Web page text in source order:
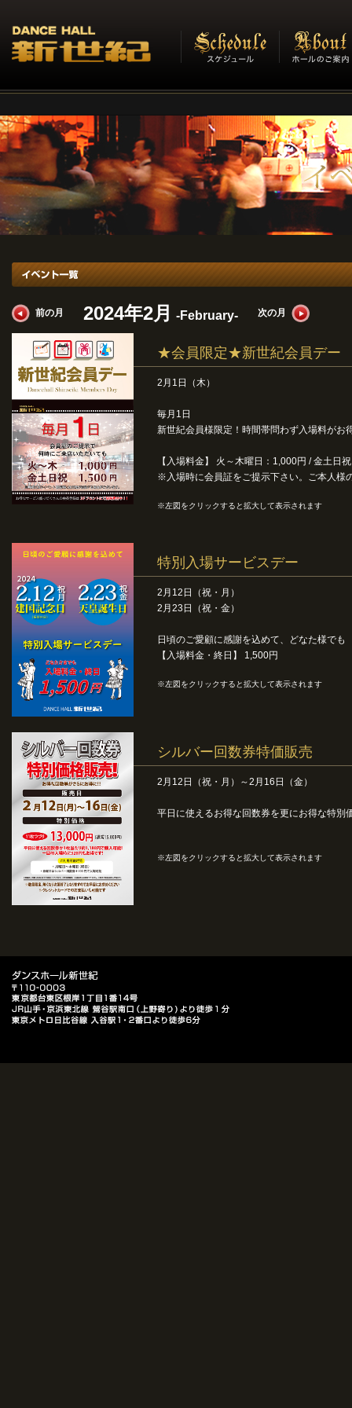
前の月 2024年2月 -February- 次の月
★会員限定★新世紀会員デー
2月1日（木）
毎月1日
新世紀会員様限定！時間帯問わず入場料がお
【入場料金】 火～木曜日：1,000円 / 金土日
※入場時に会員証をご提示下さい。ご本人様
※左図をクリックすると拡大して表示されます
特別入場サービスデー
2月12日（祝・月）
2月23日（祝・金）
日頃のご愛顧に感謝を込めて、どなた様でも
【入場料金・終日】 1,500円
※左図をクリックすると拡大して表示されます
シルバー回数券特価販売
2月12日（祝・月）～2月16日（金）
平日に使えるお得な回数券を更にお得な特別
※左図をクリックすると拡大して表示されます